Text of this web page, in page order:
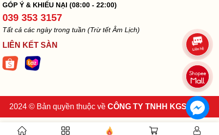
GÓP Ý & KHIẾU NẠI (08:00 - 22:00)
039 353 3157
Tất cả các ngày trong tuần (Trừ tết Âm Lịch)
LIÊN KẾT SÀN
2024 © Bản quyền thuộc về CÔNG TY TNHH KGS VINA .